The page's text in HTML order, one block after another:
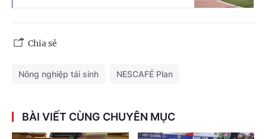
Chia sẻ
Nông nghiệp tái sinh NESCAFÉ Plan
BÀI VIẾT CÙNG CHUYÊN MỤC